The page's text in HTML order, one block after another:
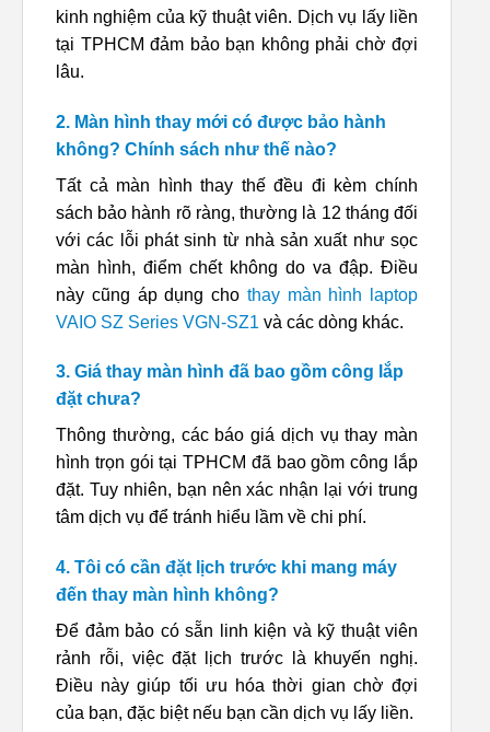
kinh nghiệm của kỹ thuật viên. Dịch vụ lấy liền
tại TPHCM đảm bảo bạn không phải chờ đợi
lâu.
2. Màn hình thay mới có được bảo hành
không? Chính sách như thế nào?
Tất cả màn hình thay thế đều đi kèm chính
sách bảo hành rõ ràng, thường là 12 tháng đối
với các lỗi phát sinh từ nhà sản xuất như sọc
màn hình, điểm chết không do va đập. Điều
này cũng áp dụng cho thay màn hình laptop
VAIO SZ Series VGN-SZ1 và các dòng khác.
3. Giá thay màn hình đã bao gồm công lắp
đặt chưa?
Thông thường, các báo giá dịch vụ thay màn
hình trọn gói tại TPHCM đã bao gồm công lắp
đặt. Tuy nhiên, bạn nên xác nhận lại với trung
tâm dịch vụ để tránh hiểu lầm về chi phí.
4. Tôi có cần đặt lịch trước khi mang máy
đến thay màn hình không?
Để đảm bảo có sẵn linh kiện và kỹ thuật viên
rảnh rỗi, việc đặt lịch trước là khuyến nghị.
Điều này giúp tối ưu hóa thời gian chờ đợi
của bạn, đặc biệt nếu bạn cần dịch vụ lấy liền.